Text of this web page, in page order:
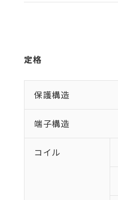
定格
保護構造
端子構造
コイル